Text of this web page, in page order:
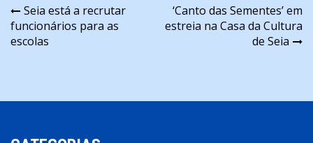
Navegação
de
Seia está a recrutar
funcionários para as
escolas
‘Canto das Sementes’ em
estreia na Casa da Cultura
de Seia